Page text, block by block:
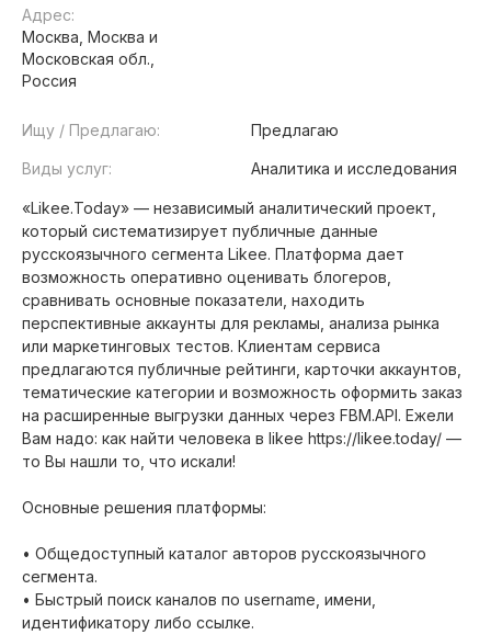
Адрес:
Москва, Москва и
Московская обл.,
Россия
Ищу / Предлагаю: Предлагаю
Виды услуг: Аналитика и исследования
«Likee.Today» — независимый аналитический проект,
который систематизирует публичные данные
русскоязычного сегмента Likee. Платформа дает
возможность оперативно оценивать блогеров,
сравнивать основные показатели, находить
перспективные аккаунты для рекламы, анализа рынка
или маркетинговых тестов. Клиентам сервиса
предлагаются публичные рейтинги, карточки аккаунтов,
тематические категории и возможность оформить заказ
на расширенные выгрузки данных через FBM.API. Ежели
Вам надо: как найти человека в likee https://likee.today/ —
то Вы нашли то, что искали!
Основные решения платформы:
• Общедоступный каталог авторов русскоязычного
сегмента.
• Быстрый поиск каналов по username, имени,
идентификатору либо ссылке.